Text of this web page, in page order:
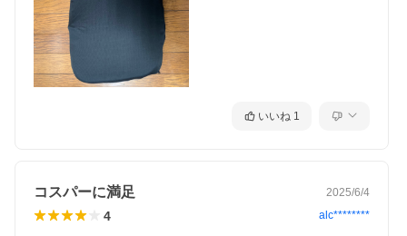
いいね 1
コスパーに満足 2025/6/4
4 alc********